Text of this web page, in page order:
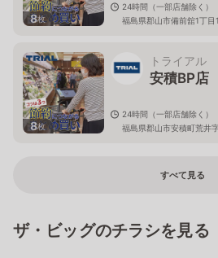
8枚
24時間（一部店舗除く）
福島県郡山市備前舘1丁目
8枚
トライアル
安積BP店
24時間（一部店舗除く）
福島県郡山市安積町荒井
すべて見る
ザ・ビッグのチラシを見る